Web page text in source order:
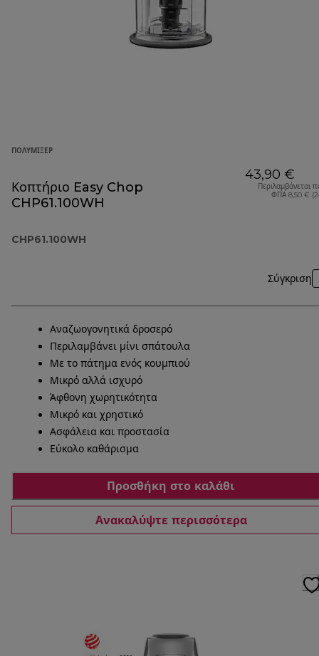
ΠΟΛΥΜΊΞΕΡ
Κοπτήριο Easy Chop
CHP61.100WH
CHP61.100WH
43,90 €
Περιλαμβάνεται
ΦΠΑ 8,50 €
Σύγκριση
Αναζωογονητικά δροσερό
Περιλαμβάνει μίνι σπάτουλα
Με το πάτημα ενός κουμπιού
Μικρό αλλά ισχυρό
Άφθονη χωρητικότητα
Μικρό και χρηστικό
Ασφάλεια και προστασία
Εύκολο καθάρισμα
Προσθήκη στο καλάθι
Ανακαλύψτε περισσότερα